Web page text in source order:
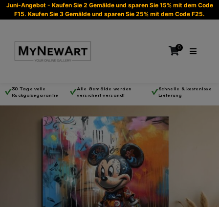
Juni-Angebot - Kaufen Sie 2 Gemälde und sparen Sie 15% mit dem Code
F15. Kaufen Sie 3 Gemälde und sparen Sie 25% mit dem Code F25.
0
Es befinden sich keine Produkte im Warenkorb.
30 Tage volle
Rückgabegarantie
Alle Gemälde werden
versichert versandt
Schnelle & kostenlose
Lieferung